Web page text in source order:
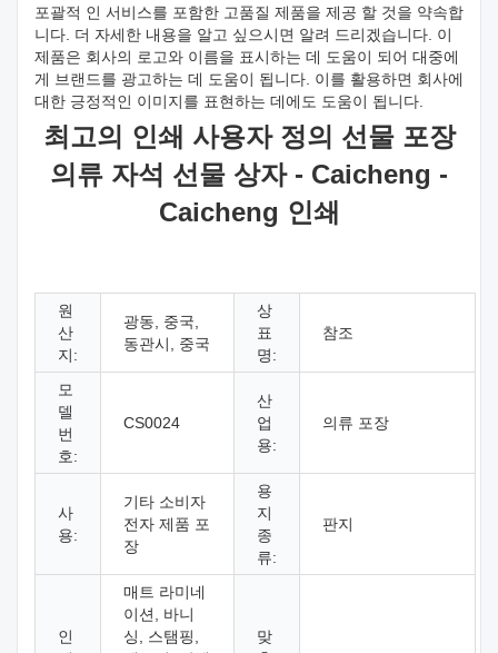
포괄적 인 서비스를 포함한 고품질 제품을 제공 할 것을 약속합
니다. 더 자세한 내용을 알고 싶으시면 알려 드리겠습니다. 이
제품은 회사의 로고와 이름을 표시하는 데 도움이 되어 대중에
게 브랜드를 광고하는 데 도움이 됩니다. 이를 활용하면 회사에
대한 긍정적인 이미지를 표현하는 데에도 도움이 됩니다.
최고의 인쇄 사용자 정의 선물 포장
의류 자석 선물 상자 - Caicheng -
Caicheng 인쇄
원
산
지:
광동, 중국,
동관시, 중국
상
표
명:
참조
모
델
번
호:
CS0024
산
업
용:
의류 포장
사
용:
기타 소비자
전자 제품 포
장
용
지
종
류:
판지
인
매트 라미네
이션, 바니
싱, 스탬핑,
맞